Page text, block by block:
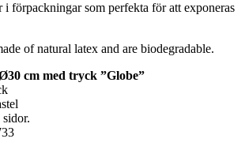
förpackningar som perfekta för att exponeras
of natural latex and are biodegradable.
cm med tryck ”Globe”